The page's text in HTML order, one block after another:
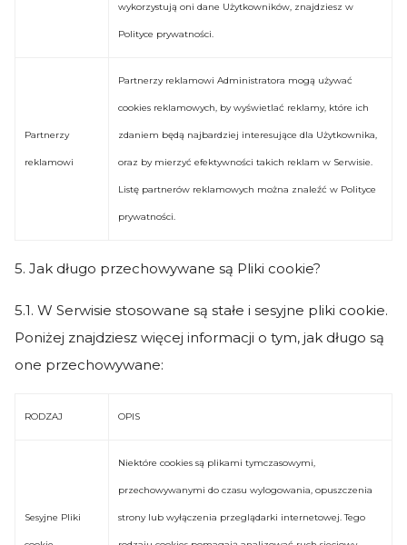
wykorzystują oni dane Użytkowników, znajdziesz w
Polityce prywatności.
Partnerzy
reklamowi
Partnerzy reklamowi Administratora mogą używać
cookies reklamowych, by wyświetlać reklamy, które ich
zdaniem będą najbardziej interesujące dla Użytkownika,
oraz by mierzyć efektywności takich reklam w Serwisie.
Listę partnerów reklamowych można znaleźć w Polityce
prywatności.
5. Jak długo przechowywane są Pliki cookie?
5.1. W Serwisie stosowane są stałe i sesyjne pliki cookie.
Poniżej znajdziesz więcej informacji o tym, jak długo są
one przechowywane:
RODZAJ OPIS
Sesyjne Pliki
Niektóre cookies są plikami tymczasowymi,
przechowywanymi do czasu wylogowania, opuszczenia
strony lub wyłączenia przeglądarki internetowej. Tego